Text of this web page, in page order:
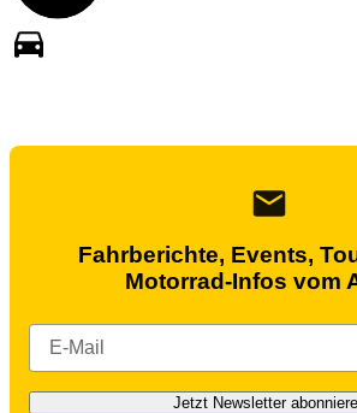
Fahrberichte, Events,
Motorrad-Infos vom
Jetzt Newsletter